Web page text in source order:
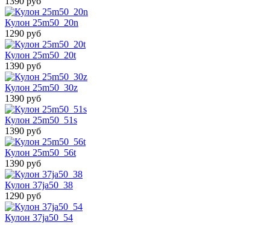
Кулон 25m50_20n
1290 руб
Кулон 25m50_20t
1390 руб
Кулон 25m50_30z
1390 руб
Кулон 25m50_51s
1390 руб
Кулон 25m50_56t
1390 руб
Кулон 37ja50_38
1290 руб
Кулон 37ja50_54